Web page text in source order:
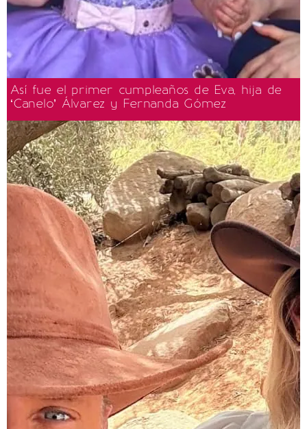
Así fue el primer cumpleaños de Eva, hija de
‘Canelo’ Álvarez y Fernanda Gómez